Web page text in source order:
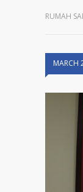
RUMAH
MARCH